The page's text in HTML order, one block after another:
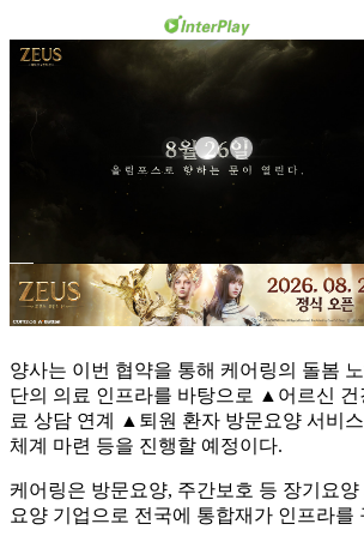
양사는 이번 협약을 통해 케어링의 돌봄
단의 의료 인프라를 바탕으로 ▲어르신
료 상담 연계 ▲퇴원 환자 방문요양 서비
체계 마련 등을 진행할 예정이다.
케어링은 방문요양, 주간보호 등 장기요
요양 기업으로 전국에 통합재가 인프라를